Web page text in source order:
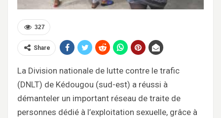
327
Share
La Division nationale de lutte contre le trafic
(DNLT) de Kédougou (sud-est) a réussi à
démanteler un important réseau de traite de
personnes dédié à l’exploitation sexuelle, grâce à